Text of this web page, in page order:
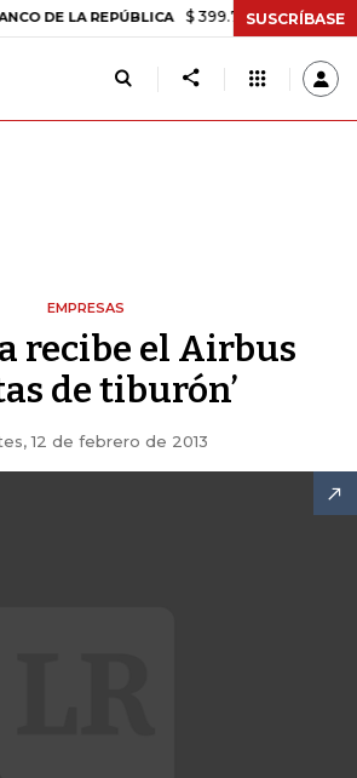
LA REPÚBLICA $ 399.745,16 +$ 2.295,71
SUSCRÍBASE
EMPRESAS
recibe el Airbus
de tiburón’
12 de febrero de 2013